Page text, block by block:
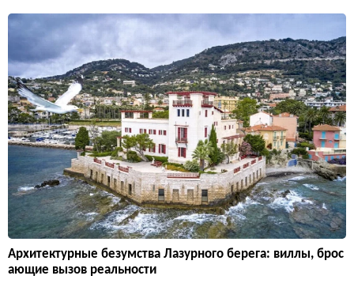
Архитектурные безумства Лазурного берега: виллы, брос
ающие вызов реальности